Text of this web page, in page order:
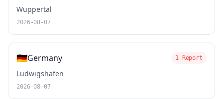
Wuppertal
2026-08-07
🇩🇪Germany 1 Report
Ludwigshafen
2026-08-07